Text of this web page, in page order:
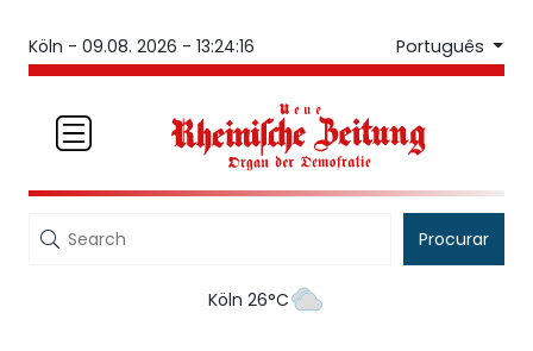
Köln - 09.08. 2026 - 13:24:16 Português
Procurar
Köln 26°C